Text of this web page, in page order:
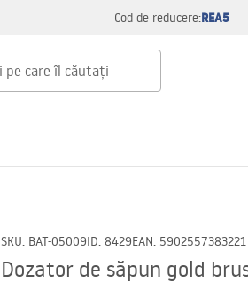
Cod de reducere:REA5
SKU: BAT-05009ID: 8429EAN: 5902557383221
Dozator de săpun gold